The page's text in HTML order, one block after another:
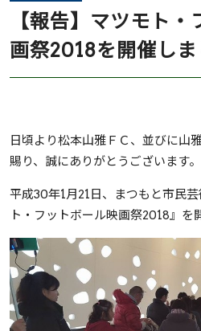
【報告】マツモト
画祭2018を開催しま
日頃より松本山雅ＦＣ、並びに山
賜り、誠にありがとうございます。
平成30年1月21日、まつもと市民
ト・フットボール映画祭2018』を